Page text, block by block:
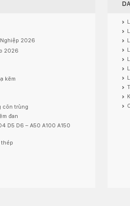
2026
2026
kẽm
côn trùng
đan
D5 D6 – A50 A100 A150
thép